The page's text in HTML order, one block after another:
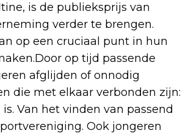
is de publieksprijs van
verder te brengen.
op een cruciaal punt in hun
op tijd passende
afglijden of onnodig
die met elkaar verbonden zijn:
Van het vinden van passend
Ook jongeren